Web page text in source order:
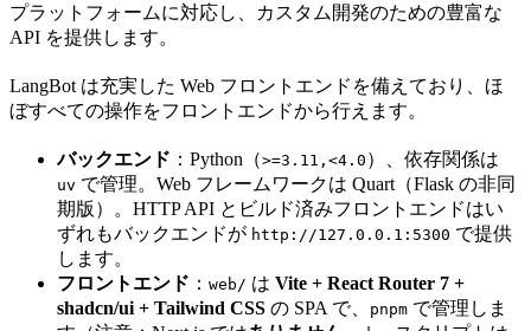
プラットフォームに対応し、カスタム開発のための豊富な
API を提供します。
LangBot は充実した Web フロントエンドを備えており、ほ
ぼすべての操作をフロントエンドから行えます。
バックエンド ：Python（>=3.11,<4.0 ）、依存関係は
uv で管理。Web フレームワークは Quart（Flask の非同
期版）。HTTP API とビルド済みフロントエンドはい
ずれもバックエンドが http://127.0.0.1:5300 で提供
します。
フロントエンド ： web/ は Vite + React Router 7 +
shadcn/ui + Tailwind CSS の SPA で、 pnpm で管理しま